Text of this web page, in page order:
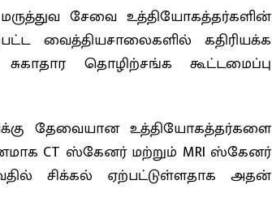
சேவை உத்தியோகத்தர்களின்
வைத்தியசாலைகளில் கதிரியக்க
தொழிற்சங்க கூட்டமைப்பு
தேவையான உத்தியோகத்தர்களை
CT ஸ்கேனர் மற்றும் MRI ஸ்கேனர்
சிக்கல் ஏற்பட்டுள்ளதாக அதன்